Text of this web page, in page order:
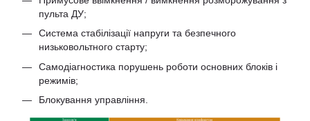
пульта ДУ;
Система стабілізації напруги та безпечного
низьковольтного старту;
Самодіагностика порушень роботи основних блоків і
режимів;
Блокування управління.